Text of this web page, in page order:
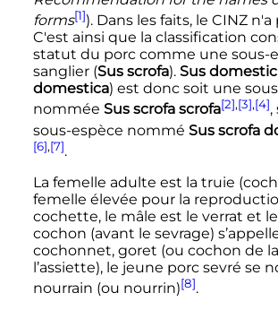
forms[1]). Dans les faits, le CINZ
C'est ainsi que la classification
statut du porc comme une sous-
sanglier (Sus scrofa). Sus
domestica) est donc soit une
nommée Sus scrofa scrofa[2],[3],[4],
sous-espèce nommé Sus scrofa
[6],[7].
La femelle adulte est la truie
femelle élevée pour la
cochette, le mâle est le verrat et
cochon (avant le sevrage)
cochonnet, goret (ou cochon de
l’assiette), le jeune porc sevré se
nourrain (ou nourrin)[8].